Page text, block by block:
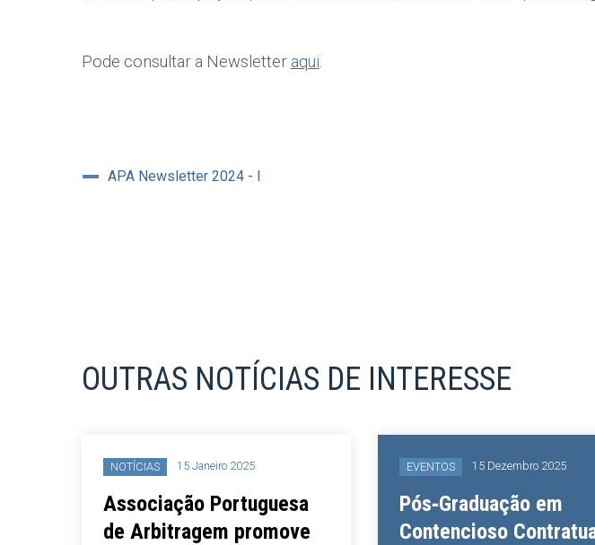
Pode consultar a Newsletter aqui
APA Newsletter 2024 - I
OUTRAS NOTÍCIAS DE INTERESSE
NOTÍCIAS 15 Janeiro 2025
Associação Portuguesa
de Arbitragem promove
EVENTOS 15 Dezembro 2025
Pós‑Graduação em
Contencioso